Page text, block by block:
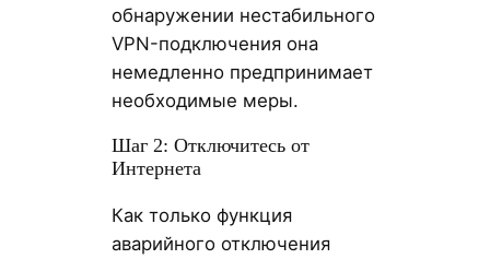
обнаружении нестабильного
VPN-подключения она
немедленно предпринимает
необходимые меры.
Шаг 2: Отключитесь от
Интернета
Как только функция
аварийного отключения